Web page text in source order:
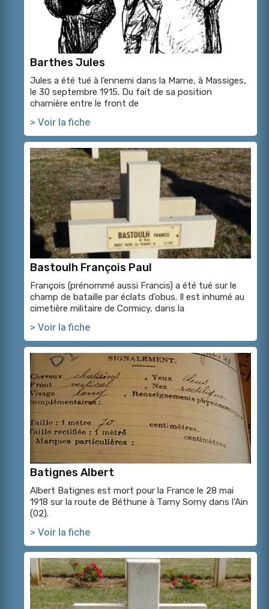
Barthes Jules
Jules a été tué à l’ennemi dans la Marne, à Massiges,
le 30 septembre 1915. Du fait de sa position
charnière entre le front de
> Voir la fiche
Bastoulh François Paul
François (prénommé aussi Francis) a été tué sur le
champ de bataille par éclats d’obus. Il est inhumé au
cimetière militaire de Cormicy, dans la
> Voir la fiche
Batignes Albert
Albert Batignes est mort pour la France le 28 mai
1918 sur la route de Béthune à Tarny Sorny dans l’Ain
(02).
> Voir la fiche